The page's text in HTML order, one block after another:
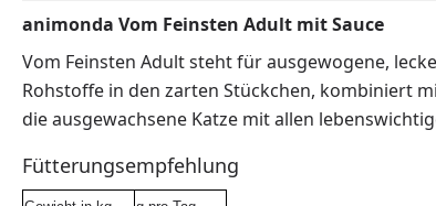
animonda Vom Feinsten Adult mit Sauce
Vom Feinsten Adult steht für ausgewogene,
Rohstoffe in den zarten Stückchen, kombiniert
die ausgewachsene Katze mit allen
Fütterungsempfehlung